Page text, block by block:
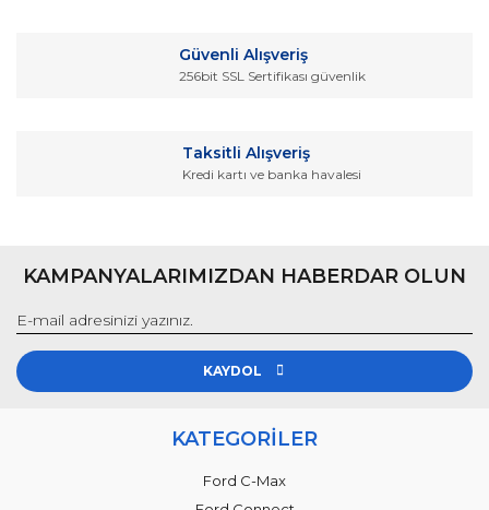
Güvenli Alışveriş
256bit SSL Sertifikası güvenlik
Taksitli Alışveriş
Kredi kartı ve banka havalesi
KAMPANYALARIMIZDAN HABERDAR OLUN
KAYDOL
KATEGORİLER
Ford C-Max